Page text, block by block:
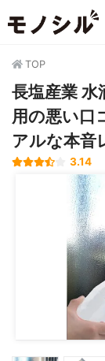
TOP
長塩産業
用の悪い口
アルな本音
3.14